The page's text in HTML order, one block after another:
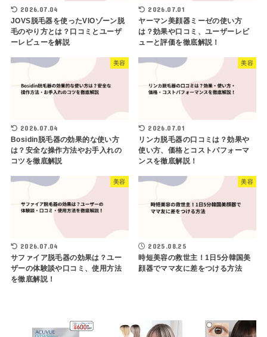
2026.07.04
JOVS脱毛器を使ったVIOゾーン脱
毛のやり方とは？口コミとユーザ
ーレビューを解説
2026.07.01
ヤーマン美顔器ミーゼの使い方
は？効果や口コミ、ユーザーレビ
ューと評価を徹底解説！
美容
2026.07.04
Bosidin脱毛器の効果的な使い方
は？安全な操作方法やお手入れの
コツを徹底解説
美容
2026.07.01
リンカ脱毛器の口コミは？効果や
使い方、価格とコストパフォーマ
ンスを徹底解説！
美容
2026.07.04
サファイア脱毛器の効果は？ユー
ザーの体験談や口コミ、使用方法
を徹底解説！
美容
2025.08.25
時短美容の救世主！1日5分韓国美
顔器でママ友に差をつける方法